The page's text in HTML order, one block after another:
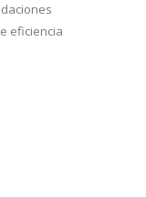
eficiencia